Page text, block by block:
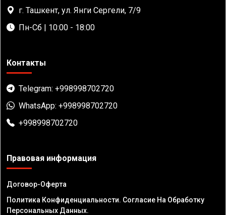
г. Ташкент, ул. Янги Сергели, 7/9
Пн-Сб | 10:00 - 18:00
Контакты
Telegram: +998998702720
WhatsApp: +998998702720
+998998702720
Правовая информация
Договор-Оферта
Политика Конфиденциальности. Согласие На Обработку
Персональных Данных.